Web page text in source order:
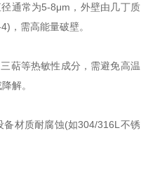
径通常为5-8μm，外壁由几丁质
，需高能量破壁。
萜等热敏性成分，需避免高温
解。
备材质耐腐蚀(如304/316L不锈